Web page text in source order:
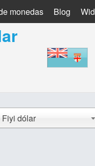
monedas Blog
Fiyi dólar